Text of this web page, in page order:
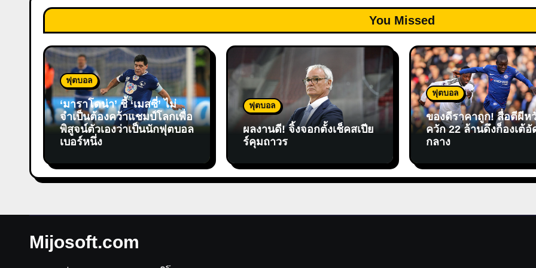
You Missed
ฟุตบอล
‘มาราโดน่า’ ชี้ ‘เมสซี่’ ไม่
จำเป็นต้องคว้าแชมป์โลกเพื่อ
พิสูจน์ตัวเองว่าเป็นนักฟุตบอล
เบอร์หนึ่ง
ฟุตบอล
ผลงานดี! จิ้งจอกตั้งเช็คสเปีย
ร์คุมถาวร
ฟุตบอล
ของดีราคาถูก! สื่อตีผีห
ควัก 22 ล้านดึงก็องเต้อั
กลาง
Mijosoft.com